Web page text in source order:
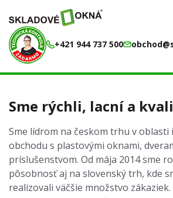
+421 944 737 500
Sme rýchli, lacní a
Sme lídrom na českom trhu v
obchodu s plastovými oknami,
príslušenstvom. Od mája 2014 sme
pôsobnosť aj na slovenský trh, kde
realizovali väčšie množstvo